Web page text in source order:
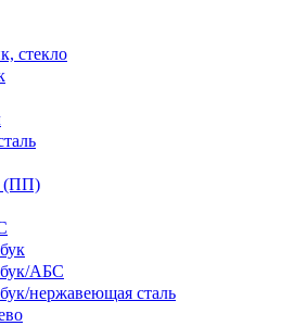
стекло
(ПП)
АБС
нержавеющая сталь